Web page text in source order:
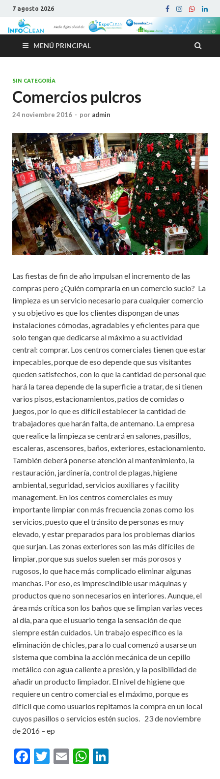
7 agosto 2026
MENÚ PRINCIPAL
SIN CATEGORÍA
Comercios pulcros
24 noviembre 2016 - por admin
Las fiestas de fin de año impulsan el incremento de las
compras pero ¿Quién compraría en un comercio sucio? La
limpieza es un servicio necesario para cualquier comercio
y su objetivo es que los clientes dispongan de unas
instalaciones cómodas, agradables y eficientes para que
solo tengan que dedicarse al máximo a su actividad
central: comprar. Los centros comerciales tienen que estar
impecables, porque de eso depende que sus visitantes
queden satisfechos, con lo que la cantidad de personal que
hará la tarea depende de la superficie a tratar, de si tienen
varios pisos, estacionamientos, patios de comidas o
juegos, por lo que es difícil establecer la cantidad de
trabajadores que harán falta, de antemano. La empresa
que realice la limpieza se centrará en salones, pasillos,
escaleras, ascensores, baños, exteriores, estacionamiento.
También deberá ponerse atención al mantenimiento, la
restauración, jardinería, control de plagas, higiene
ambiental, seguridad, servicios auxiliares y facility
management. En los centros comerciales es muy
importante limpiar con más frecuencia zonas como los
servicios, puesto que el tránsito de personas es muy
elevado, y estar preparados para los problemas diarios
que surjan. Las zonas exteriores son las más difíciles de
limpiar, porque sus suelos suelen ser más porosos y
rugosos, lo que hace más complicado eliminar algunas
manchas. Por eso, es imprescindible usar máquinas y
productos que no son necesarios en interiores. Aunque, el
área más crítica son los baños que se limpian varias veces
al día, para que el usuario tenga la sensación de que
siempre están cuidados. Un trabajo específico es la
eliminación de chicles, para lo cual comenzó a usarse un
sistema que combina la acción mecánica de un cepillo
metálico con agua caliente a presión, y la posibilidad de
añadir un producto limpiador. El nivel de higiene que
requiere un centro comercial es el máximo, porque es
difícil que como usuarios repitamos la compra en un local
cuyos pasillos o servicios estén sucios. 23 de noviembre
de 2016 – ep
F
T
E
W